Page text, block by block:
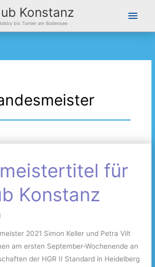
Konstanz
bis Turnier am Bodensee
für
Konstanz
2021 Simon Keller und Petra Vilt
am ersten September-Wochenende an
der HGR II Standard in Heidelberg